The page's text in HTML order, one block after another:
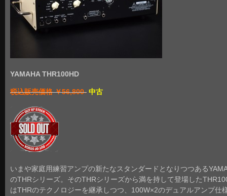
YAMAHA THR100HD
税込販売価格 ￥56,800- 中古
いまや家庭用練習アンプの新たなスタンダードとなりつつある
のTHRシリーズ。そのTHRシリーズから満を持して登場した
はTHRのテクノロジーを継承しつつ、100W×2のデュアルアンプ仕